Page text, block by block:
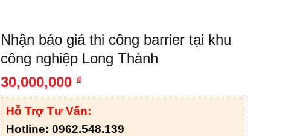
Nhận báo giá thi công barrier tại khu
công nghiệp Long Thành
30,000,000 ₫
Hỗ Trợ Tư Vấn:
Hotline: 0962.548.139